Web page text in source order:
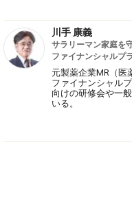
川手 康義
サラリーマン家庭を
ファイナンシャルプ
元製薬企業MR（医
ファイナンシャル
向けの研修会や一
いる。